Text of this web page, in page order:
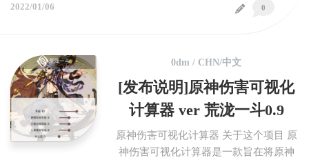
0
2022/01/06
0dm / CHN/中文
[发布说明]原神伤害可视化
计算器 ver 荒泷一斗0.9
原神伤害可视化计算器 关于这个项目 原
神伤害可视化计算器是一款旨在将原神